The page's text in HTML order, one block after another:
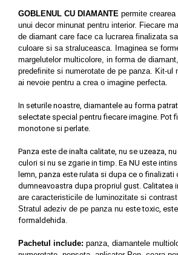
GOBLENUL CU DIAMANTE permite
unui decor minunat pentru interior. Fiecare
de diamant care face ca lucrarea finalizata
culoare si sa straluceasca. Imaginea se
margelutelor multicolore, in forma de
predeﬁnite si numerotate de pe panza. Kit-ul
ai nevoie pentru a crea o imagine perfecta.
In seturile noastre, diamantele au forma
selectate special pentru fiecare imagine. Pot
monotone si perlate.
Panza este de inalta calitate, nu se uzeaza,
culori si nu se zgarie in timp. Ea NU este
lemn, panza este rulata si dupa ce o finalizati
dumneavoastra dupa propriul gust. Calitatea
are caracteristicile de luminozitate si
Stratul adeziv de pe panza nu este toxic,
formaldehida.
Pachetul include: panza, diamantele